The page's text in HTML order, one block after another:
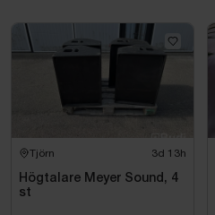
Tjörn 3d 13h
Högtalare Meyer Sound, 4
st